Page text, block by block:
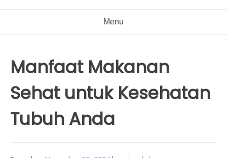
Menu
Manfaat Makanan
Sehat untuk Kesehatan
Tubuh Anda